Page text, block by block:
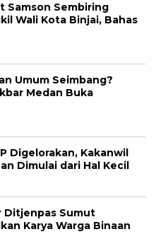
Samson Sembiring
Wali Kota Binjai, Bahas
Umum Seimbang?
Medan Buka
Digelorakan, Kakanwil
Dimulai dari Hal Kecil
Ditjenpas Sumut
Karya Warga Binaan